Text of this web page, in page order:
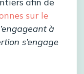
sur le
à
s’engage